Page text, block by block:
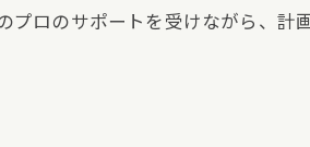
プロのサポートを受けながら、計